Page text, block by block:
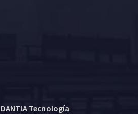
DANTIA Tecnología